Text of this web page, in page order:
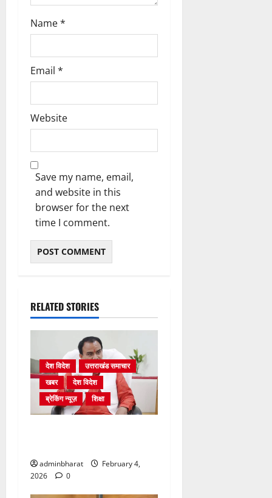
Name*
Email *
Website
Save my name, email,
and website in this
browser for the next
time I comment.
RELATED STORIES
देश विदेश
उत्तराखंड समाचार
खबर
देश विदेश
ब्रेकिंग न्यूज़
शिक्षा
adminbharat
February 4,
2026
0